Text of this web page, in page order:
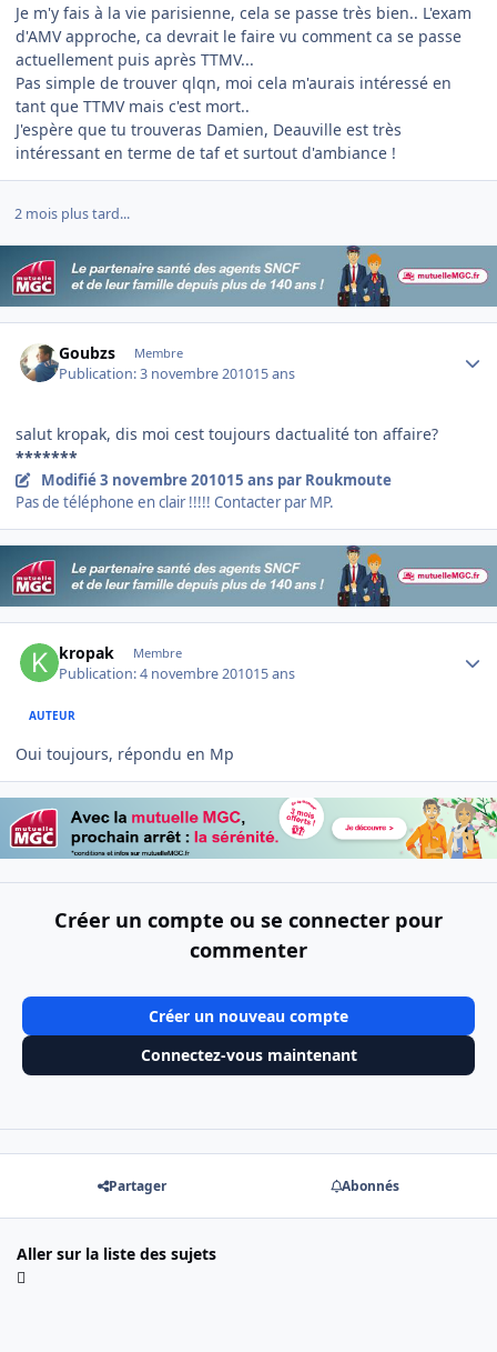
Je m'y fais à la vie parisienne, cela se passe très bien.. L'exam
d'AMV approche, ca devrait le faire vu comment ca se passe
actuellement puis après TTMV...
Pas simple de trouver qlqn, moi cela m'aurais intéressé en
tant que TTMV mais c'est mort..
J'espère que tu trouveras Damien, Deauville est très
intéressant en terme de taf et surtout d'ambiance !
2 mois plus tard...
Goubzs Membre
Publication:3 novembre 201015 ans
salut kropak, dis moi cest toujours dactualité ton affaire?
*******
Modifié3 novembre 201015 ans par Roukmoute
Pas de téléphone en clair !!!!! Contacter par MP.
kropak Membre
Publication:4 novembre 201015 ans
AUTEUR
Oui toujours, répondu en Mp
Créer un compte ou se connecter pour
commenter
Créer un nouveau compte
Connectez-vous maintenant
Partager Abonnés
Aller sur la liste des sujets